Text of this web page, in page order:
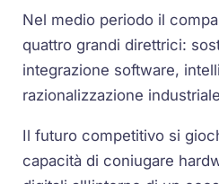
Nel medio periodo il
quattro grandi direttrici:
integrazione software,
razionalizzazione
Il futuro competitivo si
capacità di coniugare